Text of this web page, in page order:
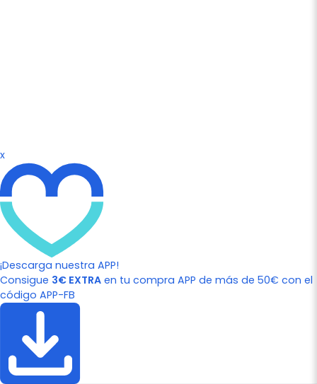
x
¡Descarga nuestra APP!
Consigue 3€ EXTRA en tu compra APP de más de 50€ con el
código APP-FB